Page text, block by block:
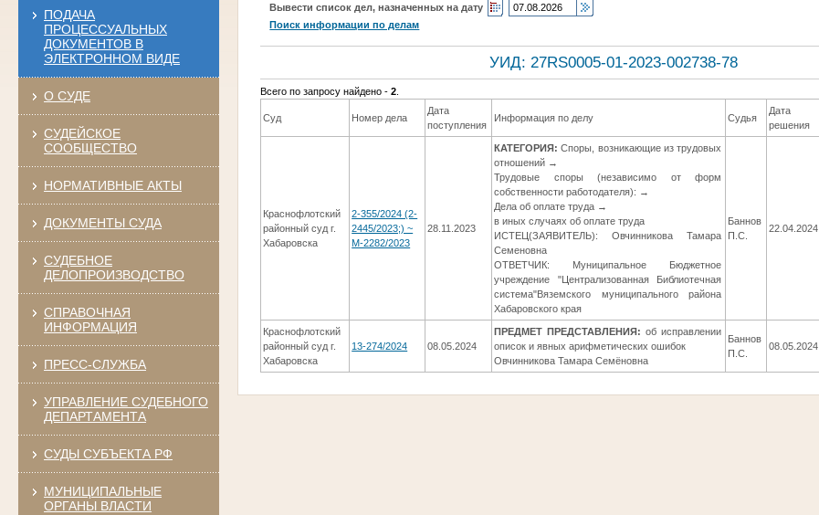
ПОДАЧА
ПРОЦЕССУАЛЬНЫХ
ДОКУМЕНТОВ В
ЭЛЕКТРОННОМ ВИДЕ
О СУДЕ
СУДЕЙСКОЕ
СООБЩЕСТВО
НОРМАТИВНЫЕ АКТЫ
ДОКУМЕНТЫ СУДА
СУДЕБНОЕ
ДЕЛОПРОИЗВОДСТВО
СПРАВОЧНАЯ
ИНФОРМАЦИЯ
ПРЕСС-СЛУЖБА
УПРАВЛЕНИЕ СУДЕБНОГО
ДЕПАРТАМЕНТА
СУДЫ СУБЪЕКТА РФ
МУНИЦИПАЛЬНЫЕ
ОРГАНЫ ВЛАСТИ
Вывести список дел, назначенных на дату
Поиск информации по делам
УИД: 27RS0005-01-2023-002738-78
Всего по запросу найдено -2
Суд Номер дела
Дата
поступления
Информация по делу Судья
Дата
решения
Краснофлотский
районный суд г.
Хабаровска
2-355/2024 (2-
2445/2023;) ~
М-2282/2023
28.11.2023
КАТЕГОРИЯ: Споры, возникающие из трудовых
отношений →
Трудовые споры (независимо от форм
собственности работодателя): →
Дела об оплате труда →
в иных случаях об оплате труда
ИСТЕЦ(ЗАЯВИТЕЛЬ): Овчинникова Тамара
Семеновна
ОТВЕТЧИК: Муниципальное Бюджетное
учреждение "Централизованная Библиотечная
система"Вяземского муниципального района
Хабаровского края
Баннов
П.С.
22.04.2024
Краснофлотский
районный суд г.
Хабаровска
13-274/2024 08.05.2024
ПРЕДМЕТ ПРЕДСТАВЛЕНИЯ: об исправлении
описок и явных арифметических ошибок
Овчинникова Тамара Семёновна
Баннов
П.С.
08.05.2024